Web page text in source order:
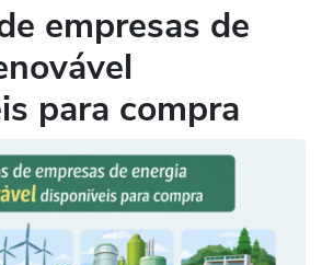
empresas de
para compra